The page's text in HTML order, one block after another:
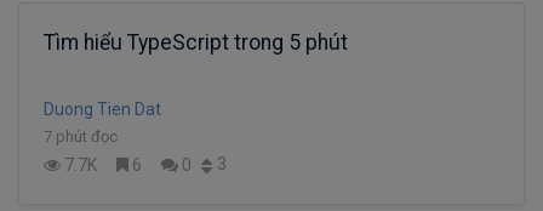
Tìm hiểu TypeScript trong 5 phút
Duong Tien Dat
7 phút đọc
7.7K 6 0 3